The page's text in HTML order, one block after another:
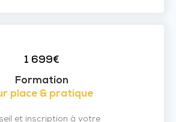
1 699€
Formation
place & pratique
et inscription à votre